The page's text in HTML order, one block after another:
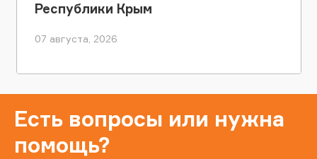
Республики Крым
07 августа, 2026
Есть вопросы или нужна
помощь?